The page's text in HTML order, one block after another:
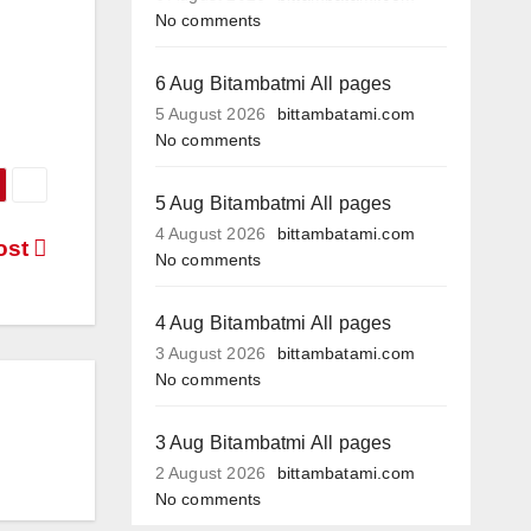
No comments
6 Aug Bitambatmi All pages
5 August 2026
bittambatami.com
No comments
5 Aug Bitambatmi All pages
4 August 2026
bittambatami.com
No comments
4 Aug Bitambatmi All pages
3 August 2026
bittambatami.com
No comments
3 Aug Bitambatmi All pages
2 August 2026
bittambatami.com
No comments